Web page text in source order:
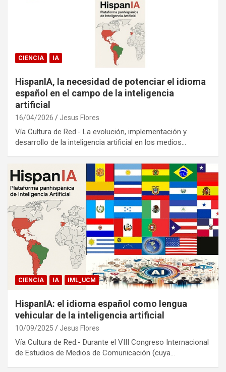
CIENCIA IA
HispanIA, la necesidad de potenciar el idioma
español en el campo de la inteligencia
artificial
16/04/2026 Jesus Flores
Vía Cultura de Red.- La evolución, implementación y
desarrollo de la inteligencia artificial en los medios…
CIENCIA IA IML_UCM
HispanIA: el idioma español como lengua
vehicular de la inteligencia artificial
10/09/2025 Jesus Flores
Vía Cultura de Red.- Durante el VIII Congreso Internacional
de Estudios de Medios de Comunicación (cuya…